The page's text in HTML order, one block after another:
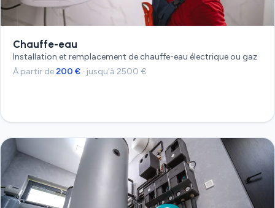
Chauffe-eau
Installation et remplacement de chauffe-eau électrique ou gaz
À partir de200 € · jusqu'à 2500 €